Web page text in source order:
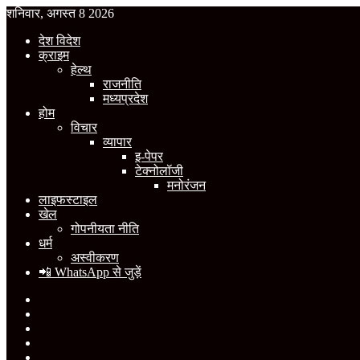
शनिवार, अगस्त 8 2026
देश विदेश
क्राइम
हेल्थ
राजनीति
मध्यप्रदेश
होम
विचार
व्यापार
इ-पेपर
टेक्नोलॉजी
मनोरंजन
लाइफस्टाइल
खेल
गोपनीयता नीति
धर्म
अस्वीकरण
📲 WhatsApp से जुड़ें